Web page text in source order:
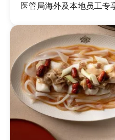
医管局海外及本地员工专